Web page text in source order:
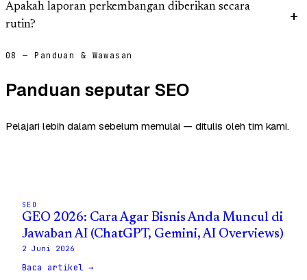
Apakah laporan perkembangan diberikan secara
rutin?
08 — Panduan & Wawasan
Panduan seputar SEO
Pelajari lebih dalam sebelum memulai — ditulis oleh tim kami.
SEO
GEO 2026: Cara Agar Bisnis Anda Muncul di
Jawaban AI (ChatGPT, Gemini, AI Overviews)
2 Juni 2026
Baca artikel →